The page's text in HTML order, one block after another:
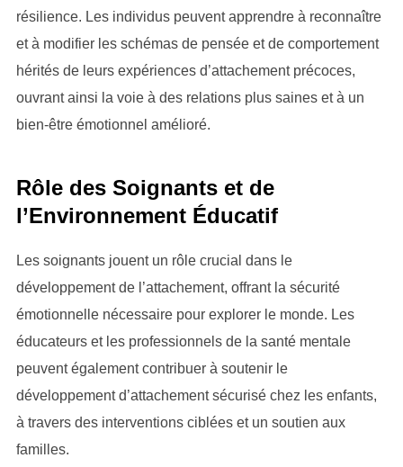
résilience. Les individus peuvent apprendre à reconnaître
et à modifier les schémas de pensée et de comportement
hérités de leurs expériences d’attachement précoces,
ouvrant ainsi la voie à des relations plus saines et à un
bien-être émotionnel amélioré.
Rôle des Soignants et de
l’Environnement Éducatif
Les soignants jouent un rôle crucial dans le
développement de l’attachement, offrant la sécurité
émotionnelle nécessaire pour explorer le monde. Les
éducateurs et les professionnels de la santé mentale
peuvent également contribuer à soutenir le
développement d’attachement sécurisé chez les enfants,
à travers des interventions ciblées et un soutien aux
familles.